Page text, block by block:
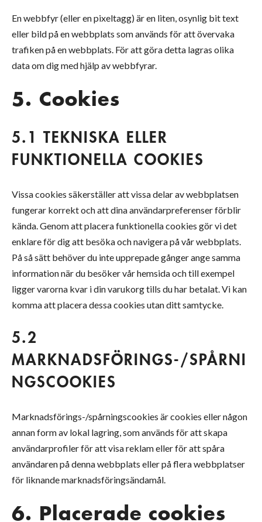
En webbfyr (eller en pixeltagg) är en liten, osynlig bit text
eller bild på en webbplats som används för att övervaka
trafiken på en webbplats. För att göra detta lagras olika
data om dig med hjälp av webbfyrar.
5. Cookies
5.1 TEKNISKA ELLER
FUNKTIONELLA COOKIES
Vissa cookies säkerställer att vissa delar av webbplatsen
fungerar korrekt och att dina användarpreferenser förblir
kända. Genom att placera funktionella cookies gör vi det
enklare för dig att besöka och navigera på vår webbplats.
På så sätt behöver du inte upprepade gånger ange samma
information när du besöker vår hemsida och till exempel
ligger varorna kvar i din varukorg tills du har betalat. Vi kan
komma att placera dessa cookies utan ditt samtycke.
5.2
MARKNADSFÖRINGS-/SPÅRNI
NGSCOOKIES
Marknadsförings-/spårningscookies är cookies eller någon
annan form av lokal lagring, som används för att skapa
användarprofiler för att visa reklam eller för att spåra
användaren på denna webbplats eller på flera webbplatser
för liknande marknadsföringsändamål.
6. Placerade cookies